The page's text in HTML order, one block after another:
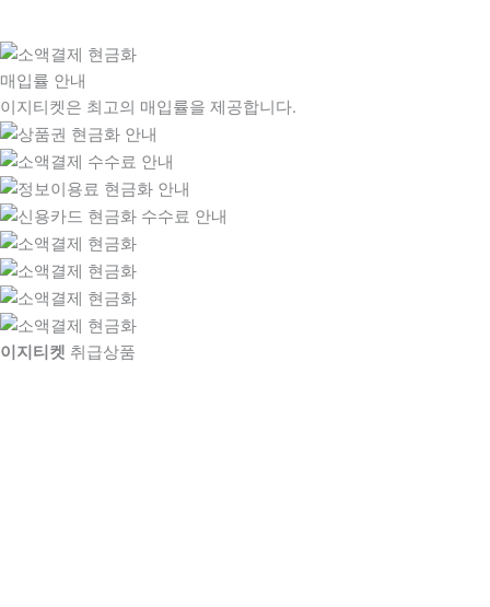
매입률 안내
이지티켓은 최고의 매입률을 제공합니다.
이지티켓 취급상품